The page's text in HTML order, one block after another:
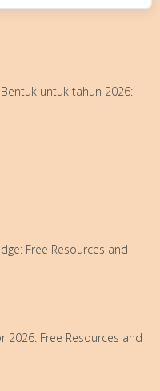
untuk tahun 2026:
Free Resources and
2026: Free Resources and